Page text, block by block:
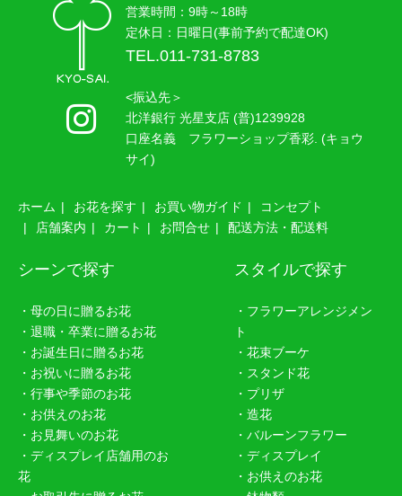
営業時間：9時～18時
定休日：日曜日(事前予約で配達OK)
TEL.011-731-8783
<振込先＞
北洋銀行 光星支店 (普)1239928
口座名義 フラワーショップ香彩. (キョウ
サイ)
ホーム お花を探す お買い物ガイド
コンセプト
店舗案内
カート お問合せ 配送方法・配送料
シーンで探す
・母の日に贈るお花
・退職・卒業に贈るお花
・お誕生日に贈るお花
・お祝いに贈るお花
・行事や季節のお花
・お供えのお花
・お見舞いのお花
・ディスプレイ店舗用のお
花
スタイルで探す
・フラワーアレンジメン
ト
・花束ブーケ
・スタンド花
・プリザ
・造花
・バルーンフラワー
・ディスプレイ
・お供えのお花